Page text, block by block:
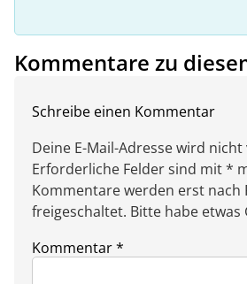
Kommentare zu
Schreibe einen Kommentar
Deine E-Mail-Adresse wird
Erforderliche Felder sind mit *
Kommentare werden erst nach
freigeschaltet. Bitte habe etwas
Kommentar*